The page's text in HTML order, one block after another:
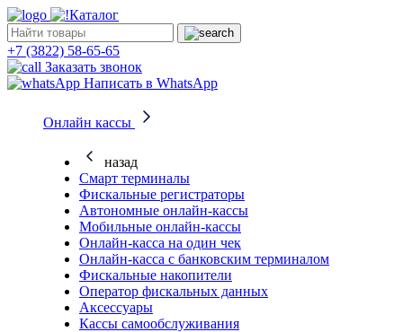
Каталог
+7 (3822) 58-65-65
Заказать звонок
Написать в WhatsApp
Онлайн кассы
назад
Смарт терминалы
Фискальные регистраторы
Автономные онлайн-кассы
Мобильные онлайн-кассы
Онлайн-касса на один чек
Онлайн-касса с банковским терминалом
Фискальные накопители
Оператор фискальных данных
Аксессуары
Кассы самообслуживания